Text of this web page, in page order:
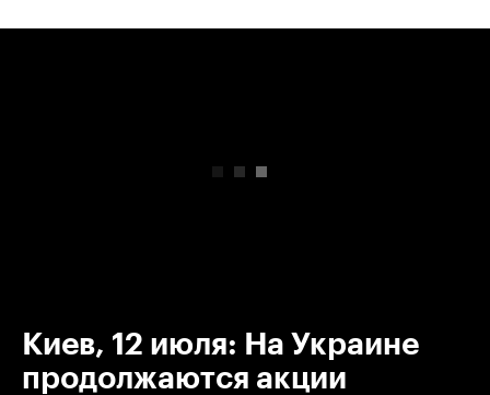
Киев, 12 июля: На Украине
продолжаются акции